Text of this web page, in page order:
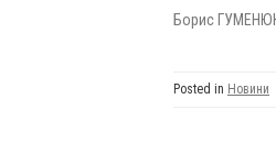
Борис
Posted in Новини